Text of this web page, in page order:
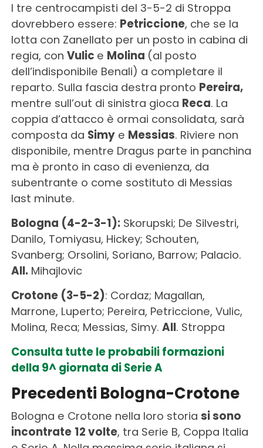
I tre centrocampisti del 3-5-2 di Stroppa
dovrebbero essere: Petriccione, che se la
lotta con Zanellato per un posto in cabina di
regia, con Vulic e Molina (al posto
dell’indisponibile Benali) a completare il
reparto. Sulla fascia destra pronto Pereira,
mentre sull’out di sinistra gioca Reca. La
coppia d’attacco è ormai consolidata, sarà
composta da Simye Messias. Riviere non
disponibile, mentre Dragus parte in panchina
ma è pronto in caso di evenienza, da
subentrante o come sostituto di Messias
last minute.
Bologna (4-2-3-1):Skorupski; De Silvestri,
Danilo, Tomiyasu, Hickey; Schouten,
Svanberg; Orsolini, Soriano, Barrow; Palacio.
All. Mihajlovic
Crotone (3-5-2): Cordaz; Magallan,
Marrone, Luperto; Pereira, Petriccione, Vulic,
Molina, Reca; Messias, Simy. All. Stroppa
Consulta tutte le probabili formazioni
della 9^ giornata di Serie A
Precedenti Bologna-Crotone
Bologna e Crotone nella loro storia si sono
incontrate 12 volte, tra Serie B, Coppa Italia